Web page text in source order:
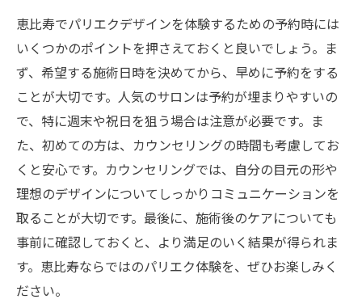
恵比寿でパリエクデザインを体験するための予約時には
いくつかのポイントを押さえておくと良いでしょう。ま
ず、希望する施術日時を決めてから、早めに予約をする
ことが大切です。人気のサロンは予約が埋まりやすいの
で、特に週末や祝日を狙う場合は注意が必要です。ま
た、初めての方は、カウンセリングの時間も考慮してお
くと安心です。カウンセリングでは、自分の目元の形や
理想のデザインについてしっかりコミュニケーションを
取ることが大切です。最後に、施術後のケアについても
事前に確認しておくと、より満足のいく結果が得られま
す。恵比寿ならではのパリエク体験を、ぜひお楽しみく
ださい。